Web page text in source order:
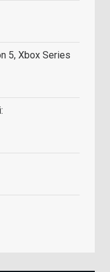
5, Xbox Series